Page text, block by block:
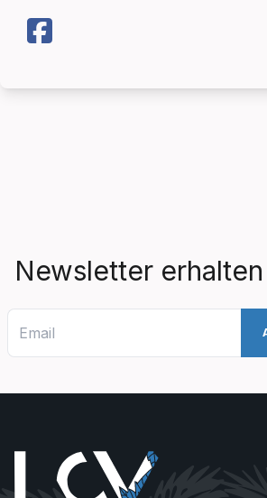
Newsletter erhalten